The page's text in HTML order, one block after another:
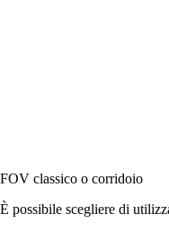
FOV classico o corridoio
È possibile scegliere di